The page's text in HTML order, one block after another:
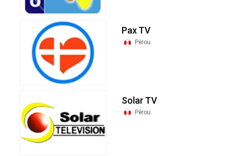
Pax TV
Pérou
Solar TV
Pérou